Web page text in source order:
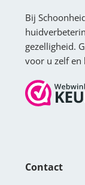
Bij
gezelligheid.
voor u zelf
Contact